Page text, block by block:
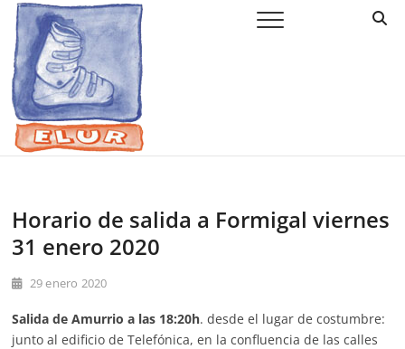
Saltar
contenido
Elur Taldea
EL CLUB DE ESQUÍ DE AMURRIO Y AYALA
Horario de salida a Formigal viernes
31 enero 2020
29 enero 2020
Salida de Amurrio a las 18:20h. desde el lugar de costumbre:
junto al edificio de Telefónica, en la confluencia de las calles